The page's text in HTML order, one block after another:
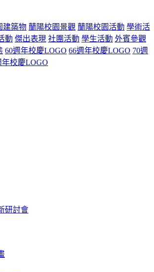
建築物 蘭陽校園景觀 蘭陽校園活動 學術活
動 傑出表現 社團活動 學生活動 外賓參觀
60週年校慶LOGO 66週年校慶LOGO 70週
年校慶LOGO
研討會